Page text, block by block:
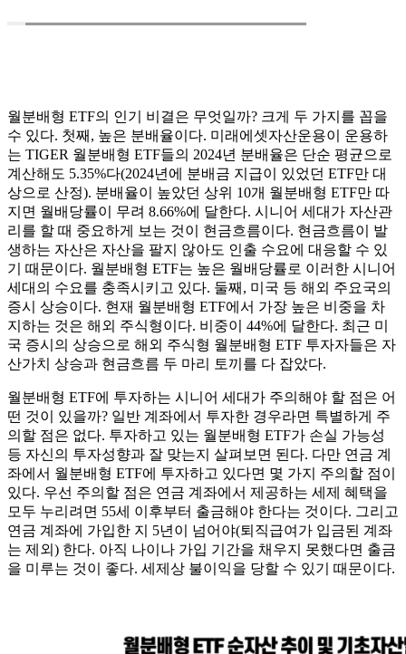
월분배형 ETF의 인기 비결은 무엇일까? 크게 두 가지를 꼽을
수 있다. 첫째, 높은 분배율이다. 미래에셋자산운용이 운용하
는 TIGER 월분배형 ETF들의 2024년 분배율은 단순 평균으로
계산해도 5.35%다(2024년에 분배금 지급이 있었던 ETF만 대
상으로 산정). 분배율이 높았던 상위 10개 월분배형 ETF만 따
지면 월배당률이 무려 8.66%에 달한다. 시니어 세대가 자산관
리를 할 때 중요하게 보는 것이 현금흐름이다. 현금흐름이 발
생하는 자산은 자산을 팔지 않아도 인출 수요에 대응할 수 있
기 때문이다. 월분배형 ETF는 높은 월배당률로 이러한 시니어
세대의 수요를 충족시키고 있다. 둘째, 미국 등 해외 주요국의
증시 상승이다. 현재 월분배형 ETF에서 가장 높은 비중을 차
지하는 것은 해외 주식형이다. 비중이 44%에 달한다. 최근 미
국 증시의 상승으로 해외 주식형 월분배형 ETF 투자자들은 자
산가치 상승과 현금흐름 두 마리 토끼를 다 잡았다.
월분배형 ETF에 투자하는 시니어 세대가 주의해야 할 점은 어
떤 것이 있을까? 일반 계좌에서 투자한 경우라면 특별하게 주
의할 점은 없다. 투자하고 있는 월분배형 ETF가 손실 가능성
등 자신의 투자성향과 잘 맞는지 살펴보면 된다. 다만 연금 계
좌에서 월분배형 ETF에 투자하고 있다면 몇 가지 주의할 점이
있다. 우선 주의할 점은 연금 계좌에서 제공하는 세제 혜택을
모두 누리려면 55세 이후부터 출금해야 한다는 것이다. 그리고
연금 계좌에 가입한 지 5년이 넘어야(퇴직급여가 입금된 계좌
는 제외) 한다. 아직 나이나 가입 기간을 채우지 못했다면 출금
을 미루는 것이 좋다. 세제상 불이익을 당할 수 있기 때문이다.